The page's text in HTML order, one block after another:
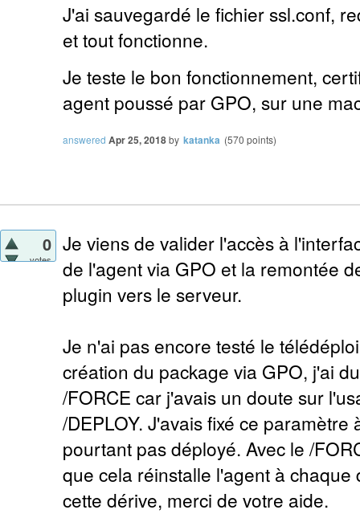
J'ai sauvegardé le fichier ssl.conf,
et tout fonctionne.
Je teste le bon fonctionnement,
agent poussé par GPO, sur une
answered Apr 25, 2018by katanka (570 points)
0
votes
Je viens de valider l'accès à
de l'agent via GPO et la remontée
plugin vers le serveur.
Je n'ai pas encore testé le
création du package via GPO, j'ai
/FORCE car j'avais un doute sur
/DEPLOY. J'avais fixé ce
pourtant pas déployé. Avec le /
que cela réinstalle l'agent à
cette dérive, merci de votre aide.